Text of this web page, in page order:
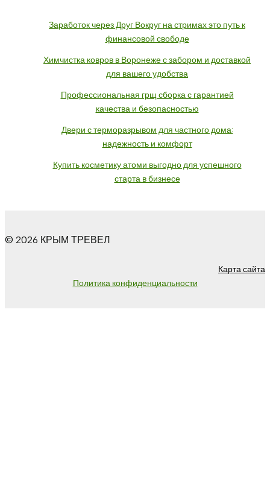
Заработок через Друг Вокруг на стримах это путь к
финансовой свободе
Химчистка ковров в Воронеже с забором и доставкой
для вашего удобства
Профессиональная грщ сборка с гарантией
качества и безопасностью
Двери с терморазрывом для частного дома:
надежность и комфорт
Купить косметику атоми выгодно для успешного
старта в бизнесе
© 2026 КРЫМ ТРЕВЕЛ
Карта сайта
Политика конфиденциальности